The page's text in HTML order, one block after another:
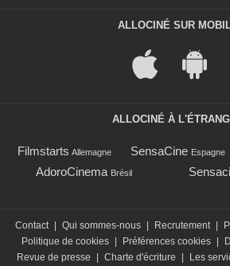
ALLOCINÉ SUR
ALLOCINÉ À
Filmstarts Allemagne SensaCine Espagne
AdoroCinema Brésil
Contact | Qui sommes-nous | Recrutement |
Politique de cookies | Préférences cookies |
Revue de presse
| Charte d'écriture | Les